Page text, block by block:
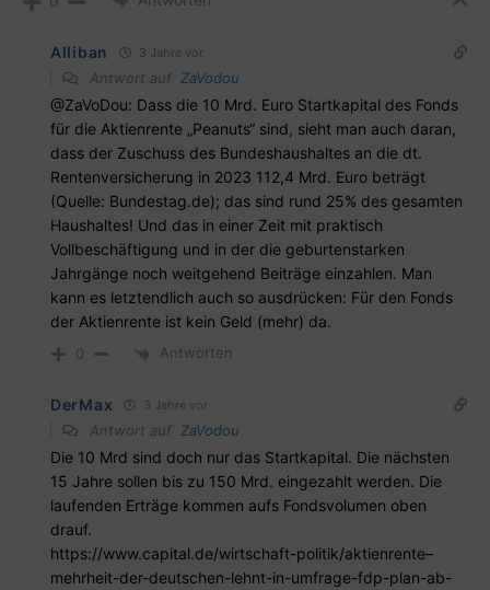
Alliban 3 Jahre vor
Antwort auf ZaVodou
@ZaVoDou: Dass die 10 Mrd. Euro Startkapital des Fonds
für die Aktienrente „Peanuts“ sind, sieht man auch daran,
dass der Zuschuss des Bundeshaushaltes an die dt.
Rentenversicherung in 2023 112,4 Mrd. Euro beträgt
(Quelle: Bundestag.de); das sind rund 25% des gesamten
Haushaltes! Und das in einer Zeit mit praktisch
Vollbeschäftigung und in der die geburtenstarken
Jahrgänge noch weitgehend Beiträge einzahlen. Man
kann es letztendlich auch so ausdrücken: Für den Fonds
der Aktienrente ist kein Geld (mehr) da.
0 Antworten
DerMax 3 Jahre vor
Antwort auf ZaVodou
Die 10 Mrd sind doch nur das Startkapital. Die nächsten
15 Jahre sollen bis zu 150 Mrd. eingezahlt werden. Die
laufenden Erträge kommen aufs Fondsvolumen oben
drauf.
https://www.capital.de/wirtschaft-politik/aktienrente–
mehrheit-der-deutschen-lehnt-in-umfrage-fdp-plan-ab-